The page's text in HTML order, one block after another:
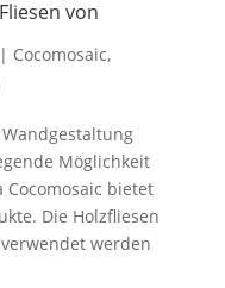
von
| Cocomosaic,
Möglichkeit
bietet
Die Holzfliesen
werden